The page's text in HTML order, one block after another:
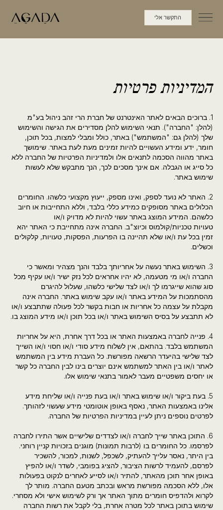
התקשר אלי
המדיניות פרטיות
1. ברוכים הבאים לאתר האינטרנט של חברת הרי זהב ניהול בע"מ
(להלן: "החברה"). תנאי השימוש להלן מסדירים את הגישה והשימוש
שלך (להלן גם: "המשתמש") באתר, כולל ומבלי למצות, בכל תוכן,
חומר, ידע ומידע העשויים להיות זמינים מעת לעת באתר. שימושך
באתר מהווה הסכמה לתנאים אלו ולמדיניות הפרטיות של החברה ללא
כל סייג או הגבלה. אם אינך מסכים לכך, הנך מתבקש שלא לעשות
שימוש באתר.
2. האתר לא נועד לספק, ואינו מספק, ייעוץ מקצועי כלשהו. החומרים
הכלולים באתר מסופקים כמידע כללי בלבד, וללא התחייבות או חיוב
כלשהם. המידע המוצג באתר עשוי להיות לא מדויק ו/או
טעויות טכניות/קולמוס וכיוצ"ב. החברה אינה מתחייבת כי האתר יהא
זמין בכל עת ו/או שלא תהיינה בו הפרעות, הפסקות, טעויות, קלקולים
וכשלים.
3. השימוש באתר נעשה על אחריותך בלבד והנך מצהיר ומאשר כי
החברה ו/או מי מטעמה, לא יהיו אחראים לכל נזק ישיר ו/או עקיף מכל
סוג שהוא שייגרמו לך ו/או לצד שלישי כלשהו, שעלול להיגרם
מהסתמכות על המידע באתר ו/או עקב שימוש באתר. החברה אינה
מקבלת על עצמה כל אחריות או חבות בקשר לכל פעולה שתתבצע ו/או
לא תתבצע על בסיס השימוש באתר ו/או בכל תוכן ו/או מידע המוצג בו.
4. פנייה לחברה באמצעות האתר או בכל דרך אחרת, היא על אחריות
המשתמש בלבד. בהתאם, אין לשלוח מידע סודי ו/או חסוי ו/או השייך
לצד שלישי בהיעדר הרשאה מפורשת. כל העברת מידע בין המשתמש
לאתר ו/או בין האתר למשתמש אינם יוצרים בינו לבין החברה כל קשר
או יחסים משפטיים מעבר לאמור בתנאי שימוש אלו.
5. בעת ביקור ו/או שימוש באתר ו/או בעת פנייה ו/או שליחת מידע
אלינו באמצעות האתר, נאסף באופן אוטומטי מידע שעשוי לזהותך.
לפרטים נוספים ניתן לעיין במדיניות הפרטיות של החברה.
6. התוכן באתר שייך לחברה ו/או לצדדים שלישיים אשר התירו לחברה
לפרסמו. כל החומרים בו (לרבות תמונות) מוגנים בזכויות קניין רוחני.
בין היתר, נאסר עלייך להעתיק, לשכפל, לשנות, למכור, להשכיר
לפרסם, להעמיד לרשות הציבור, להציג בפומבי, לשדר ו/או להפיץ
באופן אחר תוכן מהאתר, להתיר ו/או לסייע לאחרים לנקוט בפעולות
אלו, ללא הסכמה מפורשת מראש ובכתב מטעם החברה. מותר לך
לקרוא ולהדפיס חומרים מתוך האתר אך ורק לשימוש אישי ולא מסחרי.
שימוש בתוכן באתר לכל מטרה אחרת, בלי לקבל את רשות החברה